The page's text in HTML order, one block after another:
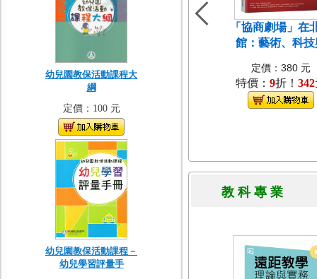
幼兒園教保活動課程大
綱
定價：100 元
幼兒園教保活動課程－
幼兒學習評量手
「協商劇場」在
館：藝術、科技
定價：380 元
特價： 9折！ 342
教 科 專